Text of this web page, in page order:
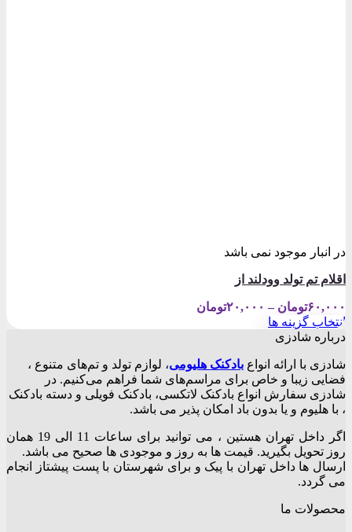
در انبار موجود نمی باشد
اقلام تم تولد وودلند از
۶۰,۰۰۰تومان – ۲۰,۰۰۰تومان
۶۰,۰۰۰تومان
انتخاب گزینه ها
این
دارای
انواع
مختلفی
می
گزینه
ها
ممکن
است
صفحه
درباره شادزی
شادزی با ارائه انواع بادکنک‌ هلیومی، لوازم تولد و تم‌های متنوع ،
فضایی زیبا و خاص برای مراسم‌های شما فراهم می‌کنیم. در
شادزی سفارش انواع بادکنک لاتکسی، بادکنک فویلی و دسته بادکنک
، با هلیوم و یا بدون باد امکان پذیر می باشد.
اگر داخل تهران هستین ، می توانید برای ساعات 11 الی 19 همان
روز تحویل بگیرید. قیمت ها به روز و موجودی ها صحیح می باشد.
ارسال ها داخل تهران با پیک و برای شهرستان با پست پیشتاز انجام
می گردد.
محصولات ما